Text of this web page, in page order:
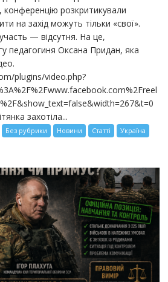
розкритикували
на захід можуть тільки «свої».
— відсутня. На це,
педагогиня Оксана Придан, яка
plugins/video.php?
захотіла...
Без рубрики Новини Статті Україна